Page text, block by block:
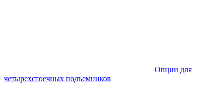
Опции для
четырехстоечных подъемников